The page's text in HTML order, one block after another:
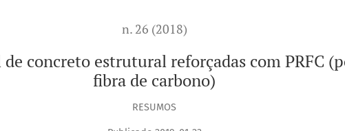
n. 26 (2018)
concreto estrutural reforçadas com PRFC
fibra de carbono)
RESUMOS